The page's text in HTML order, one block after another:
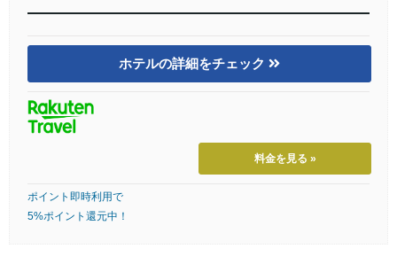
ホテルの詳細をチェック
料金を見る »
ポイント即時利用で
5%ポイント還元中！